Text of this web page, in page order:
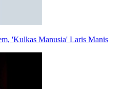
'Kulkas Manusia' Laris Manis